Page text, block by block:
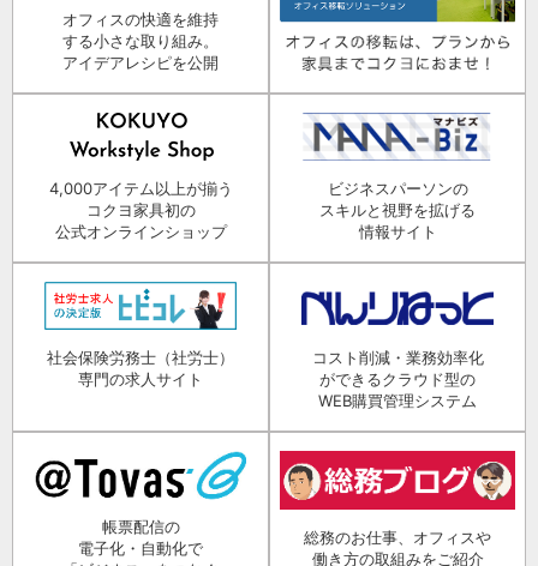
オフィスの快適を維持
する小さな取り組み。
アイデアレシピを公開
4,000アイテム以上が揃う
コクヨ家具初の
公式オンラインショップ
ビジネスパーソンの
スキルと視野を拡げる
情報サイト
社会保険労務士（社労士）
専門の求人サイト
コスト削減・業務効率化
ができるクラウド型の
WEB購買管理システム
帳票配信の
電子化・自動化で
総務のお仕事、オフィスや
働き方の取組みをご紹介